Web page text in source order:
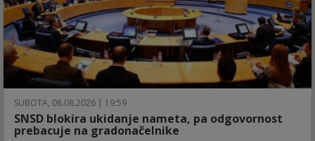
SUBOTA, 08.08.2026 | 19:59
SNSD blokira ukidanje nameta, pa odgovornost
prebacuje na gradonačelnike